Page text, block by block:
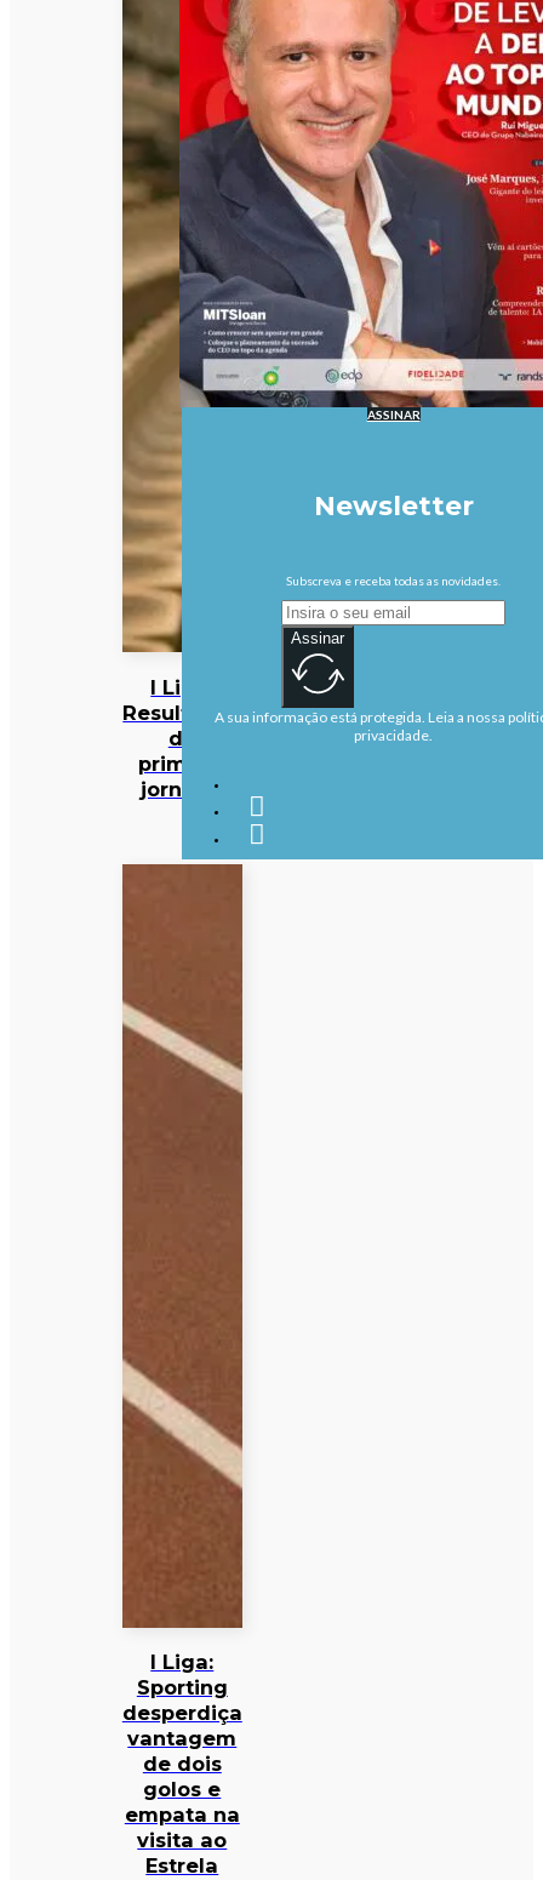
I Liga:
Resultados
da
primeira
jornada
I Liga:
Sporting
desperdiça
vantagem
de dois
golos e
empata na
visita ao
Estrela
ASSINAR
Newsletter
Subscreva e receba todas as novidades.
Assinar
A sua informação está protegida. Leia a nossa
privacidade.